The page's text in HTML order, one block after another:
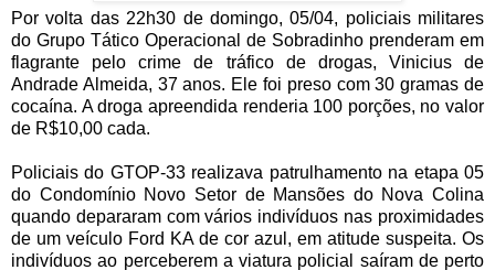
Por volta das 22h30 de domingo, 05/04, policiais militares
do Grupo Tático Operacional de Sobradinho prenderam em
flagrante pelo crime de tráfico de drogas, Vinicius de
Andrade Almeida, 37 anos. Ele foi preso com 30 gramas de
cocaína. A droga apreendida renderia 100 porções, no valor
de R$10,00 cada.
Policiais do GTOP-33 realizava patrulhamento na etapa 05
do Condomínio Novo Setor de Mansões do Nova Colina
quando depararam com vários indivíduos nas proximidades
de um veículo Ford KA de cor azul, em atitude suspeita. Os
indivíduos ao perceberem a viatura policial saíram de perto